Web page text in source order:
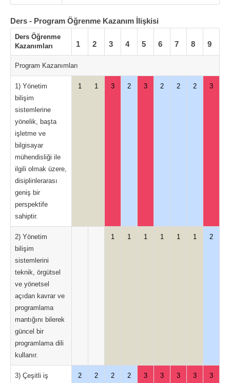
Ders - Program Öğrenme Kazanım İlişkisi
Ders Öğrenme
Kazanımları
1 2 3 4 5 6 7 8 9
Program Kazanımları
1) Yönetim
bilişim
sistemlerine
yönelik, başta
işletme ve
bilgisayar
mühendisliği ile
ilgili olmak üzere,
disiplinlerarası
geniş bir
perspektife
sahiptir.
1 1 3 2 3 2 2 2 3
2) Yönetim
bilişim
sistemlerini
teknik, örgütsel
ve yönetsel
açıdan kavrar ve
programlama
mantığını bilerek
güncel bir
programlama dili
kullanır.
1 1 1 1 1 1 2
3) Çeşitli iş
2 2 2 2 3 3 3 3 3